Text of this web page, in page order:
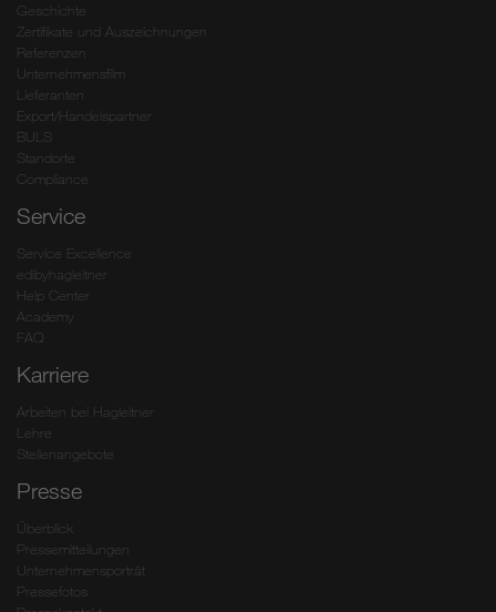
Geschichte
Zertifikate und Auszeichnungen
Referenzen
Unternehmensfilm
Lieferanten
Export/Handelspartner
BULS
Standorte
Compliance
Service
Service Excellence
edibyhagleitner
Help Center
Academy
FAQ
Karriere
Arbeiten bei Hagleitner
Lehre
Stellenangebote
Presse
Überblick
Pressemitteilungen
Unternehmensporträt
Pressefotos